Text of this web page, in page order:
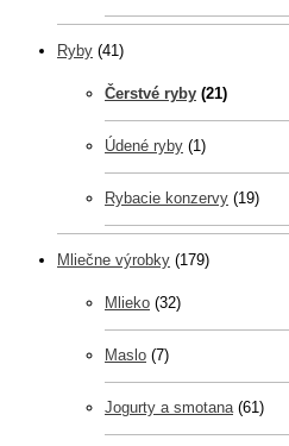
Ryby (41)
Čerstvé ryby (21)
Údené ryby (1)
Rybacie konzervy (19)
Mliečne výrobky (179)
Mlieko (32)
Maslo (7)
Jogurty a smotana (61)